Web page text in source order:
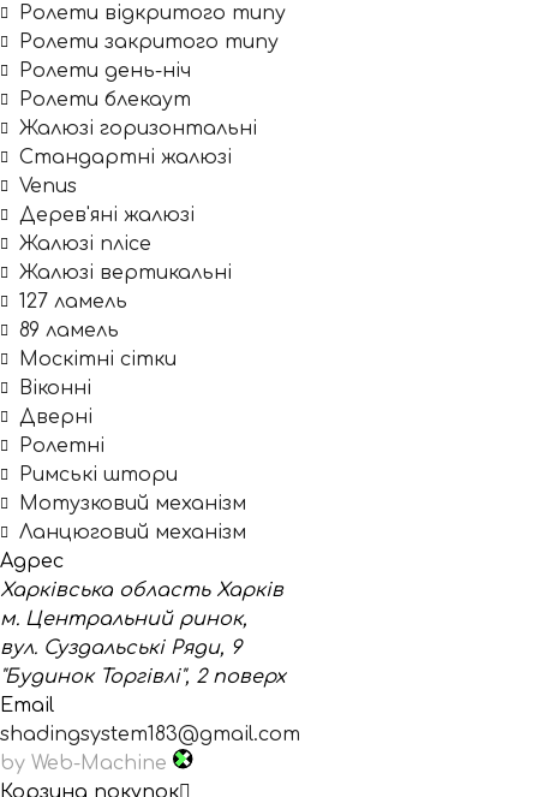
Ролети відкритого типу
Ролети закритого типу
Ролети день-ніч
Ролети блекаут
Жалюзі горизонтальні
Стандартні жалюзі
Venus
Дерев'яні жалюзі
Жалюзі плісе
Жалюзі вертикальні
127 ламель
89 ламель
Москітні сітки
Віконні
Дверні
Ролетні
Римські штори
Мотузковий механізм
Ланцюговий механізм
Адрес
Харківська область Харків
м. Центральний ринок,
вул. Суздальські Ряди, 9
"Будинок Торгівлі", 2 поверх
Email
shadingsystem183@gmail.com
by Web-Machine
Корзина покупок